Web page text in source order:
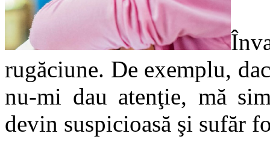
rugăciune. De exemplu,
nu-mi dau atenţie, mă
devin suspicioasă şi sufăr